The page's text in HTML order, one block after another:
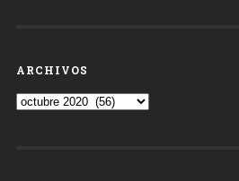
ARCHIVOS
Archivos